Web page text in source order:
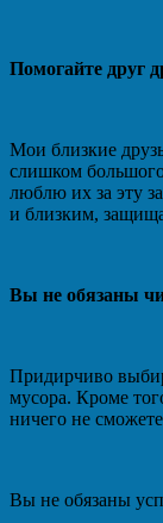
Помогайте друг
Мои близкие
слишком
люблю их за эту
и близким,
Вы не обязаны
Придирчиво
мусора. Кроме
ничего не
Вы не обязаны